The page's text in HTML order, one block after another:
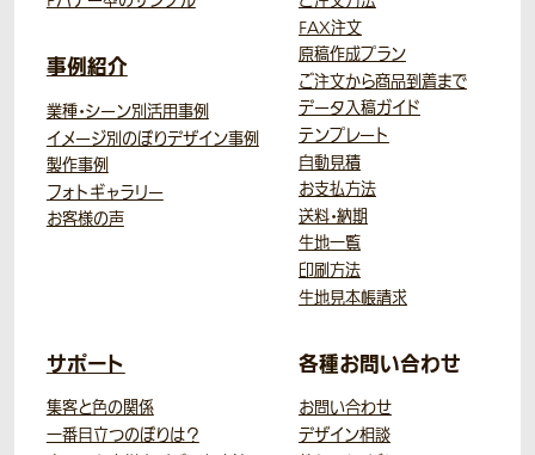
事例紹介
業種・シーン別活用事例
イメージ別のぼりデザイン事例
製作事例
フォトギャラリー
お客様の声
FAX注文
原稿作成プラン
ご注文から商品到着まで
データ入稿ガイド
テンプレート
自動見積
お支払方法
送料・納期
生地一覧
印刷方法
生地見本帳請求
サポート
集客と色の関係
一番目立つのぼりは？
各種お問い合わせ
お問い合わせ
デザイン相談